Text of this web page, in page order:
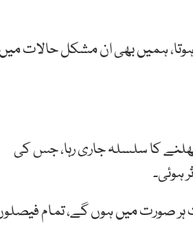
ہوتا، ہمیں بھی ان مشکل حالات
کھلنے کا سلسلہ جاری رہا، جس کی
ہوئی۔
ہر صورت میں ہوں گے، تمام